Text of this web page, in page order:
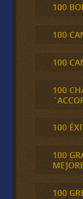
100
100
100
100
100
100
100